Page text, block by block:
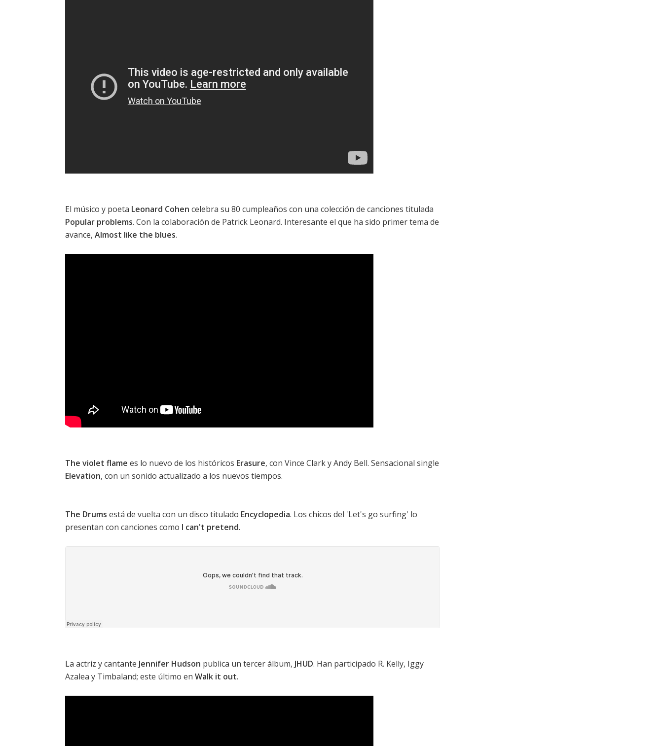
El músico y poeta Leonard Cohen celebra su 80 cumpleaños con una colección de canciones titulada
Popular problems. Con la colaboración de Patrick Leonard. Interesante el que ha sido primer tema de
avance, Almost like the blues.
The violet flame es lo nuevo de los históricos Erasure, con Vince Clark y Andy Bell. Sensacional single
Elevation, con un sonido actualizado a los nuevos tiempos.
The Drums está de vuelta con un disco titulado Encyclopedia. Los chicos del 'Let's go surfing' lo
presentan con canciones como I can't pretend.
La actriz y cantante Jennifer Hudson publica un tercer álbum, JHUD. Han participado R. Kelly, Iggy
Azalea y Timbaland; este último en Walk it out.